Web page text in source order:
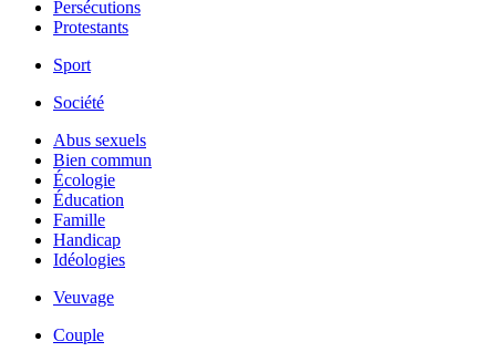
Persécutions
Protestants
Sport
Société
Abus sexuels
Bien commun
Écologie
Éducation
Famille
Handicap
Idéologies
Veuvage
Couple